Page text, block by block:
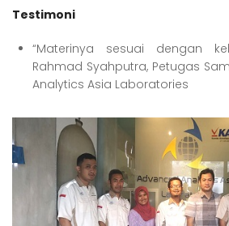
Testimoni
“Materinya sesuai dengan
Rahmad Syahputra, Petugas
Analytics Asia Laboratories